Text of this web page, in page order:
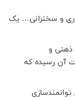
و سخنرانی… یک
ذهنی و
آن رسیده که